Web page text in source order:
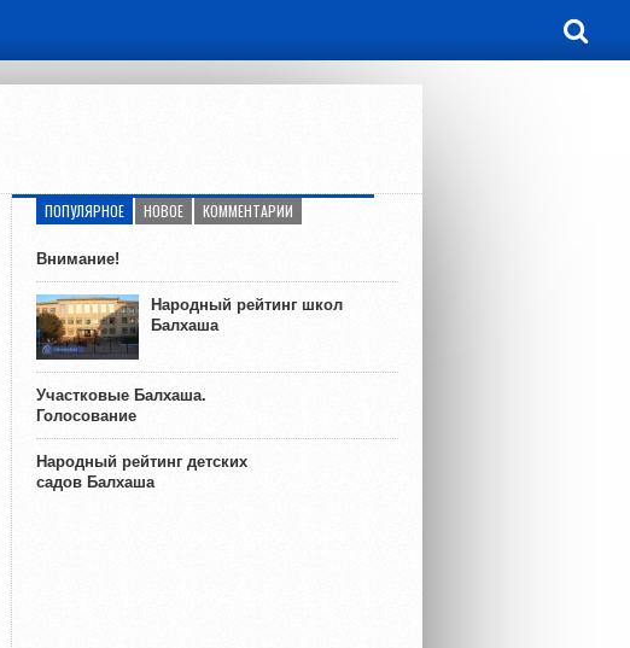
ПОПУЛЯРНОЕ НОВОЕ КОММЕНТАРИИ
Внимание!
Народный рейтинг школ
Балхаша
Участковые Балхаша.
Голосование
Народный рейтинг детских
садов Балхаша